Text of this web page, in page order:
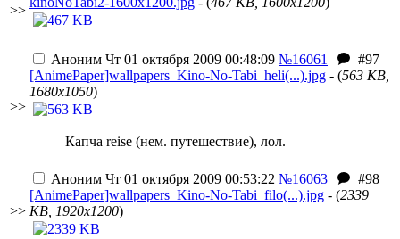
>>
>>
Аноним Чт 01 октября 2009 00:48:09 №16061
#97
[AnimePaper]wallpapers_Kino-No-Tabi_heli(...).jpg - (563 KB,
1680x1050)
Капча reise (нем. путешествие), лол.
>>
Аноним Чт 01 октября 2009 00:53:22 №16063
#98
[AnimePaper]wallpapers_Kino-No-Tabi_filo(...).jpg - (2339
KB, 1920x1200)